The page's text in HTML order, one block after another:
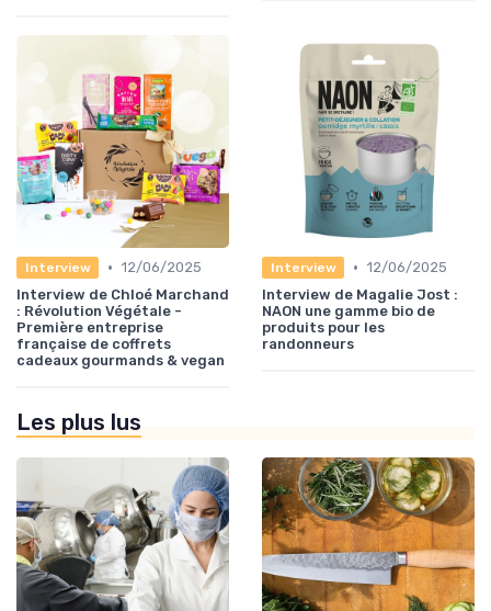
Interview • 12/06/2025
Interview de Chloé Marchand
: Révolution Végétale -
Première entreprise
française de coffrets
cadeaux gourmands & vegan
Interview • 12/06/2025
Interview de Magalie Jost :
NAON une gamme bio de
produits pour les
randonneurs
Les plus lus